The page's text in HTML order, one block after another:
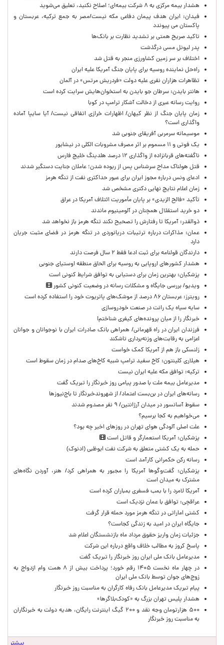
هشدار بیمه مرکزی به ۸ شرکت بیمه‌ای؛ اصلاح نکنید، تعلیق می‌شوید
فیدان: ایران هدف پیمان دفاعی مکه نیست/مصر به جمع ترکیه، عربستان و
پاکستان می پیوندد
تاکید صریح همتی بر تشدید نظارت بر بانک‌ها
پدر لیونل مسی درگذشت
اختلاف بر سر زمین کشاورزی منجر به قتل شد
راه‌حل نماینده روسیه برای پایان جنگ آمریکا علیه ایران
تظاهرات هزاران نفری علیه دولت «فردریش مرتس» در آلمان
هانتر بایدن: سرطان جو بایدن به استخوان‌هایش سرایت کرده است
روایت رسانه عبری از دخالت آشکار ترامپ در کوبا
زمان پایان جنگ از نظر کیهان/ اظهارات خرازی اتفاقی نیست/ آیا سایپا آماده
واگذاری است؟
موسیمانه سرمربی آفریقای جنوبی شد
یک فوتی و ۱۱ مسموم بر اثر مصرف مشروبات الکلی در نیشابور
ناگفته‌های قربانزاده از واگذاری ۱۲ درصد هلدینگ خلیج فارس
قتل هولناک مداح سرشناس پس از ربوده شدن؛ عاملان جنایت دستگیر شدند
ادعای ونس درباره مجوز ایران برای عبور حداکثری نفت از تنگه هرمز
زمان اعلام نتایج نهایی دکتری مشخص شد
تأکید «فالح الزیدی» بر پایان مأموریت ائتلاف آمریکا در عراق
دو خرید استقلال همچنان در آلومینیوم ماندند
ذوالقدر: آمریکا تا رفتارش را تصحیح نکند تنگه هرمز باز نخواهد شد
عمان: مذاکرات درباره ترتیبات دریانوردی در تنگه هرمز در فضای مثبت جریان
دارد
دارندگان قولنامه برای ثبت ادعا فقط ۲ سال فرصت دارند
هشدار کشورهای اروپایی به روسیه برای الحاق منطقه اوستیای جنوبی
پزشکیان‌: بهترین زمان برای دستیابی به توافق شرایط کنونی است
ویدیو/ بررسی جایگاه و مشکلات رسانه در وضعیت کنونی کشور
رویترز: عربستان ۸۶ درصد از موشک‌های پاتریوت خود را استفاده کرده است
سایه سیاه یک رانت در صنعت خودروسازی
خبرنگار را از میان پرونده‌های کیفری شناختم!
​فرزندان ایران در راه قهرمانی/ همراهی بانک صادرات ایران با نوجوانان و جوانان
اعزامی به رقابت‌های وزنه‌برداری تاشکند
زلنسکی باز هم از آمریکا کمک خواست
هیلاری کلینتون: کاخ سفید ترامپ شبیه کاخ‌های صدام در زمان سقوط است
ترکیه: توافق مکه علیه ایران نیست
مدیرعامل بیمه ملت با صدور پیامی روز خبرنگار را تبریک گفت
رسانه‌های ایران در بن‌بست اعتماد/ از شهروندخبرنگار تا باج‌نیوزها
سقوط آسانسور در میدان آرژانتین/ ۹ نفر مصدوم شدند
می‌خواهیم به کجا برسیم؟
علت اصلی آلودگی هوای تهران در روزهای اخیر چه بود؟
پزشکیان: آمریکا استعمارگر و قاتل است
حمله به یک کشتی متعلق به شرکت نفت ابوظبی (ادنوک)
رسانه رکن حکمرانی کارآمد است
پزشکیان: گفت‌وگوها آمریکا را مجبور به همراهی کرد/ هنر، آوردن نگاه‌های
مشترک به میدان است
آمریکا لامرد را با بمب فسفری بمباران کرده است
عراقچی: توافق با عمان نزدیک است
کشتی اماراتی در تنگه هرمز مورد حمله قرار گرفت
جایگاه ایران در امید به زندگی کجاست؟
جزئیات زمان واریز حقوق مرداد ماه بازنشستگان اعلام شد
پاسخ کروز به مطالب خلاف واقع درباره این شرکت
مدیرعامل بانک ملی ایران روز خبرنگار را تبریک گفت
در چهار ماه نخست ۱۴۰۵ رقم خورد؛ پرداخت بیش از ۸ همت وام ازدواج به
زوج‌های جوان توسط بانک ملی ایران
پیام تبریک مدیرعامل بانک رفاه کارگران به مناسبت روز خبرنگار
هشدار پلیس تهران بزرگ به «کودک‌بلاگرها»
۵۰۰ هزارتومان وجه نقد و ۲۰۰ گیگ اینترنت رایگان، هدیه دولت به خبرنگاران
به مناسبت روز خبرنگار